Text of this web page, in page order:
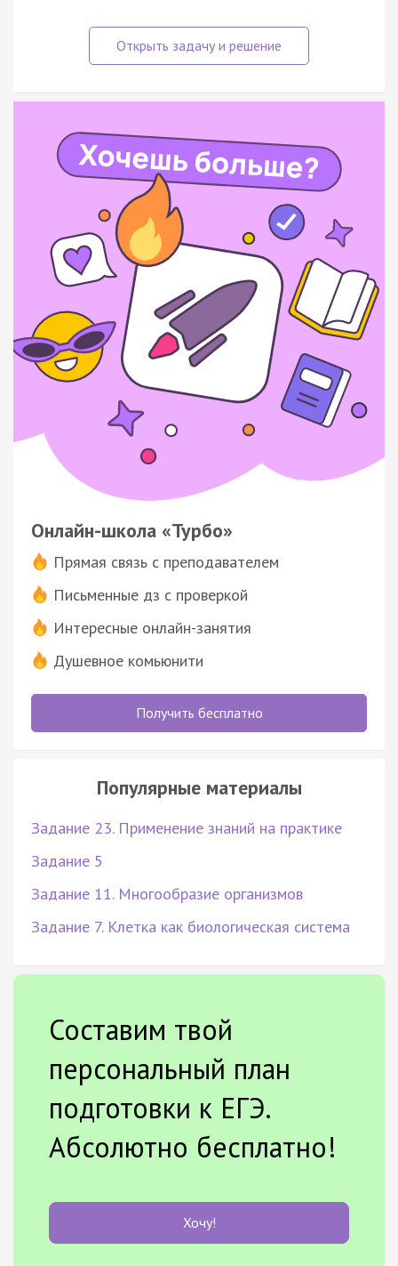
Онлайн-школа «Турбо»
Прямая связь с преподавателем
Письменные дз с проверкой
Интересные онлайн-занятия
Душевное комьюнити
Получить бесплатно
Популярные материалы
Задание 23. Применение знаний на практике
Задание 5
Задание 11. Многообразие организмов
Задание 7. Клетка как биологическая система
Составим твой
персональный план
подготовки к ЕГЭ.
Абсолютно бесплатно!
Хочу!